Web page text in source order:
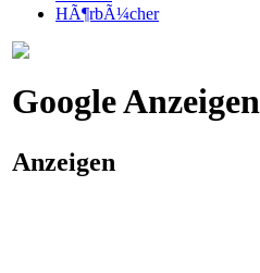
HÃ¶rbÃ¼cher
Google Anzeigen
Anzeigen